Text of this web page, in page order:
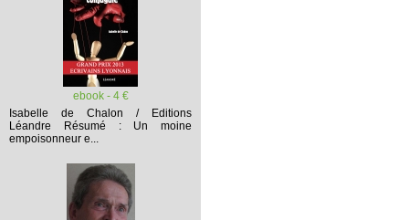
ebook - 4 €
Isabelle de Chalon / Editions
Léandre
Résumé :
Un moine
empoisonneur e...